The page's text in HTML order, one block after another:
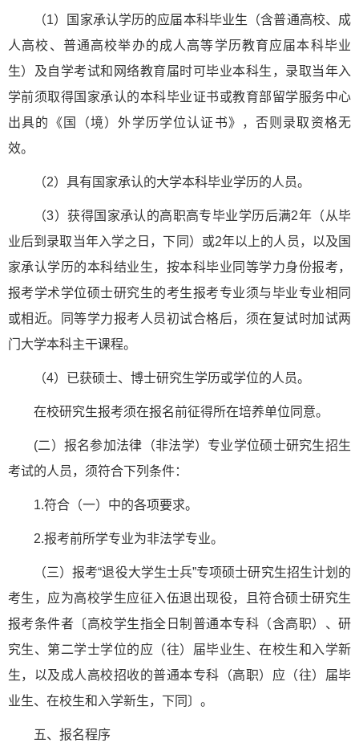
（1）国家承认学历的应届本科毕业生（含普通高校、成
人高校、普通高校举办的成人高等学历教育应届本科毕业
生）及自学考试和网络教育届时可毕业本科生，录取当年入
学前须取得国家承认的本科毕业证书或教育部留学服务中心
出具的《国（境）外学历学位认证书》，否则录取资格无
效。
（2）具有国家承认的大学本科毕业学历的人员。
（3）获得国家承认的高职高专毕业学历后满2年（从毕
业后到录取当年入学之日，下同）或2年以上的人员，以及国
家承认学历的本科结业生，按本科毕业同等学力身份报考，
报考学术学位硕士研究生的考生报考专业须与毕业专业相同
或相近。同等学力报考人员初试合格后，须在复试时加试两
门大学本科主干课程。
（4）已获硕士、博士研究生学历或学位的人员。
在校研究生报考须在报名前征得所在培养单位同意。
(二）报名参加法律（非法学）专业学位硕士研究生招生
考试的人员，须符合下列条件：
1.符合（一）中的各项要求。
2.报考前所学专业为非法学专业。
（三）报考“退役大学生士兵”专项硕士研究生招生计划的
考生，应为高校学生应征入伍退出现役，且符合硕士研究生
报考条件者〔高校学生指全日制普通本专科（含高职）、研
究生、第二学士学位的应（往）届毕业生、在校生和入学新
生，以及成人高校招收的普通本专科（高职）应（往）届毕
业生、在校生和入学新生，下同〕。
五、报名程序